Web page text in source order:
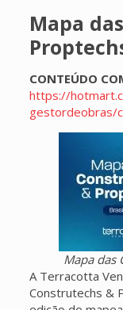
Mapa
CONTEÚDO
https://
gestordeobras/
Mapa das
A Terracotta
Construtechs &